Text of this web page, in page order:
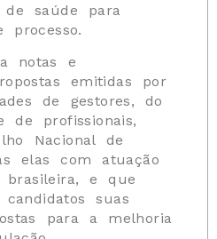
saúde para
processo.
notas e
emitidas por
de gestores, do
de profissionais,
Nacional de
elas com atuação
e que
suas
para a melhoria